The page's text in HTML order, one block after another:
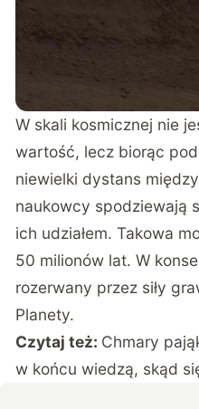
W skali kosmicznej nie
wartość, lecz biorąc
niewielki dystans
naukowcy spodziewają
ich udziałem. Takowa
50 milionów lat. W
rozerwany przez siły
Planety.
Czytaj też: Chmary
w końcu wiedzą, skąd